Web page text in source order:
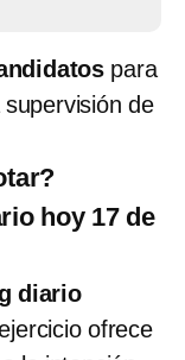
para
de
hoy 17 de
diario
ofrece